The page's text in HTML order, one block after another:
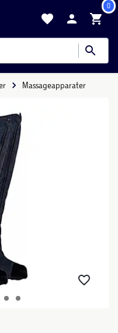
0
Massageapparater